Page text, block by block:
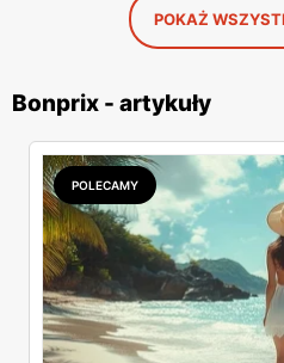
POKAŻ
Bonprix - artykuły
POLECAMY